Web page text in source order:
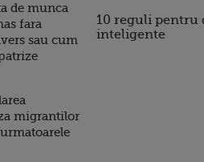
de munca
fara
sau cum
migrantilor
10 reguli pentru
inteligente